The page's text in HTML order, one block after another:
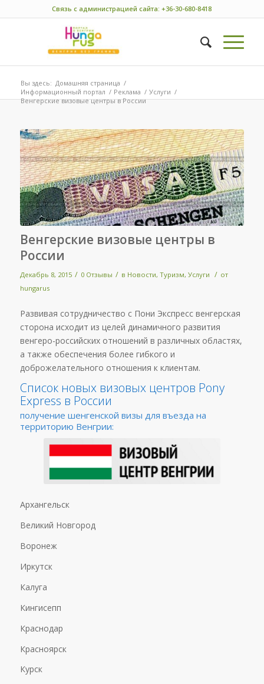
Связь с администрацией сайта: +36-30-680-8418
Вы здесь: Домашняя страница /
Информационный портал / Реклама / Услуги /
Венгерские визовые центры в России
Венгерские визовые центры в
России
Декабрь 8, 2015 / 0 Отзывы / в Новости, Туризм, Услуги / от
hungarus
Развивая сотрудничество с Пони Экспресс венгерская
сторона исходит из целей динамичного развития
венгеро-российских отношений в различных областях,
а также обеспечения более гибкого и
доброжелательного отношения к клиентам.
Список новых визовых центров Pony
Express в России
получение шенгенской визы для въезда на
территорию Венгрии:
Архангельск
Великий Новгород
Воронеж
Иркутск
Калуга
Кингисепп
Краснодар
Красноярск
Курск